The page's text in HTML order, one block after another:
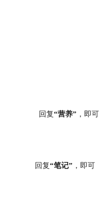
回复“营养” ，即可
回复“笔记” ，即可